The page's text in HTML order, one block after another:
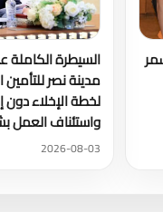
السيطرة
مدينة نصر
لخطة الإخلاء دون
واستئناف
2026-08-03